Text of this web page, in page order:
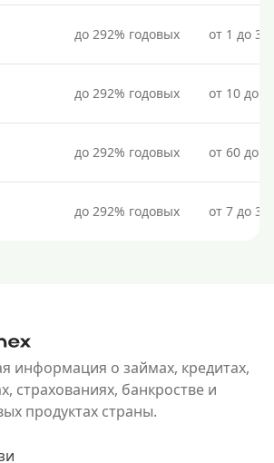
до 292% годовых от 1 до
до 292% годовых от 10 до
до 292% годовых от 60 до
до 292% годовых от 7 до
информация о займах, кредитах,
страхованиях, банкростве и
продуктах страны.